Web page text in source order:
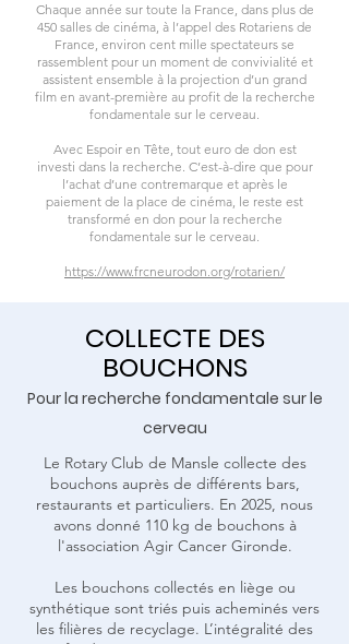
Chaque année sur toute la France, dans plus de
450 salles de cinéma, à l’appel des Rotariens de
France, environ cent mille spectateurs se
rassemblent pour un moment de convivialité et
assistent ensemble à la projection d’un grand
film en avant-première au profit de la recherche
fondamentale sur le cerveau.
Avec Espoir en Tête, tout euro de don est
investi dans la recherche. C’est-à-dire que pour
l’achat d’une contremarque et après le
paiement de la place de cinéma, le reste est
transformé en don pour la recherche
fondamentale sur le cerveau.
https://www.frcneurodon.org/rotarien/
COLLECTE DES
BOUCHONS
Pour la recherche fondamentale sur le
cerveau
Le Rotary Club de Mansle collecte des
bouchons auprès de différents bars,
restaurants et particuliers. En 2025, nous
avons donné 110 kg de bouchons à
l'association Agir Cancer Gironde.
Les bouchons collectés en liège ou
synthétique sont triés puis acheminés vers
les filières de recyclage. L’intégralité des